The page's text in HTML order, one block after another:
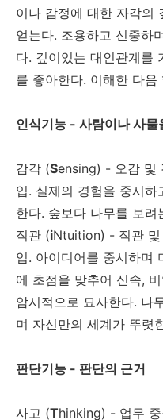
이나 감정에 대한 자각의
얻는다. 조용하고 신중하
다. 깊이있는 대인관계를
를 좋아한다. 이해한 다음
인식기능 - 사람이나 사물
감각 (Sensing) - 오감 및
입. 실제의 경험을 중시
한다. 숲보다 나무를 보려
직관 (iNtuition) - 직관 및
입. 아이디어를 중시하며
에 초점을 맞추어 신속,
암시적으로 묘사한다. 나
며 자신만의 세계가 뚜렷
판단기능 - 판단의 근거
사고 (Thinking) - 업무